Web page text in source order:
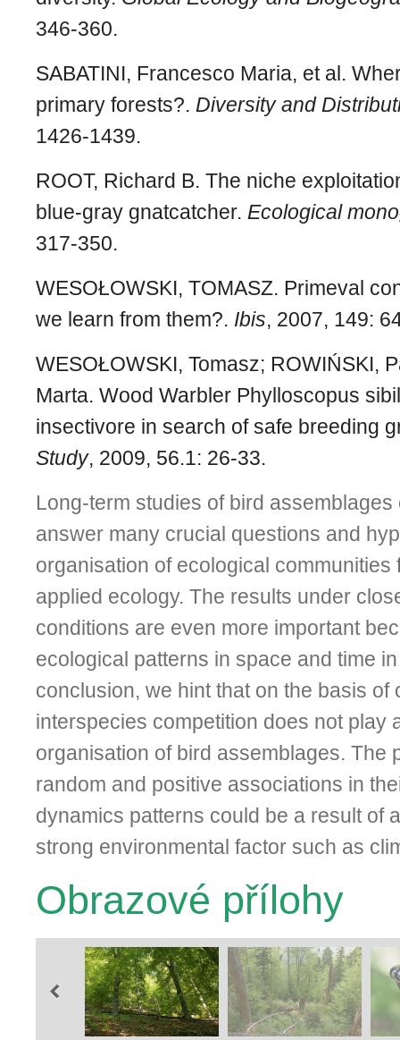
346-360.
SABATINI, Francesco Maria, et al.
primary forests?. Diversity and
1426-1439.
ROOT, Richard B. The niche
blue‐gray gnatcatcher. Ecological
317-350.
WESOŁOWSKI, TOMASZ. Primeval
we learn from them?. Ibis, 2007, 149:
WESOŁOWSKI, Tomasz; ROWIŃSKI,
Marta. Wood Warbler Phylloscopus
insectivore in search of safe breeding
Study, 2009, 56.1: 26-33.
Long-term studies of bird
answer many crucial questions and
organisation of ecological communities
applied ecology. The results under
conditions are even more important
ecological patterns in space and time
conclusion, we hint that on the basis of
interspecies competition does not play
organisation of bird assemblages. The
random and positive associations in
dynamics patterns could be a result of
strong environmental factor such as
Obrazové přílohy